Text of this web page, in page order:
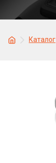
Каталог